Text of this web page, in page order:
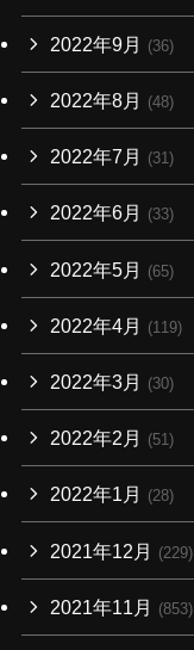
2022年9月 (36)
2022年8月 (48)
2022年7月 (31)
2022年6月 (33)
2022年5月 (65)
2022年4月 (119)
2022年3月 (30)
2022年2月 (51)
2022年1月 (28)
2021年12月 (229)
2021年11月 (853)